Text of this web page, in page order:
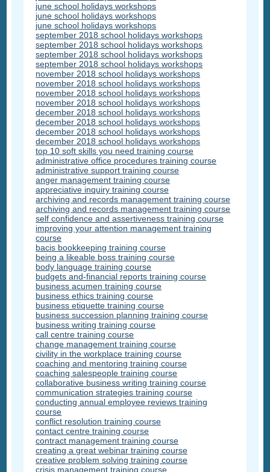
june school holidays workshops
june school holidays workshops
june school holidays workshops
september 2018 school holidays workshops
september 2018 school holidays workshops
september 2018 school holidays workshops
september 2018 school holidays workshops
november 2018 school holidays workshops
november 2018 school holidays workshops
november 2018 school holidays workshops
november 2018 school holidays workshops
december 2018 school holidays workshops
december 2018 school holidays workshops
december 2018 school holidays workshops
december 2018 school holidays workshops
top 10 soft skills you need training course
administrative office procedures training course
administrative support training course
anger management training course
appreciative inquiry training course
archiving and records management training course
archiving and records management training course
self confidence and assertiveness training course
improving your attention management training
course
bacis bookkeeping training course
being a likeable boss training course
body language training course
budgets and-financial reports training course
business acumen training course
business ethics training course
business etiquette training course
business succession planning training course
business writing training course
call centre training course
change management training course
civility in the workplace training course
coaching and mentoring training course
coaching salespeople training course
collaborative business writing training course
communication strategies training course
conducting annual employee reviews training
course
conflict resolution training course
contact centre training course
contract management training course
creating a great webinar training course
creative problem solving training course
crisis management training course